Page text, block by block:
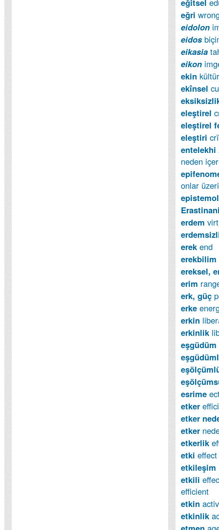
eğitsel
eğri
eidolon
eidos
eikasia
eikon
ekin
ekînsel
eleştirel
eleştirel
eleştiri
entelekhi
neden
onlar
erdem
erek end
erekbilim
ereksel,
erim
erk, güç
erke
erkin
erkinlik
eşgüdüm
esrime
etker
etker
etker
etkerlik
etki effect
etkileşim
etkili
efficient
etkin
etkinlik